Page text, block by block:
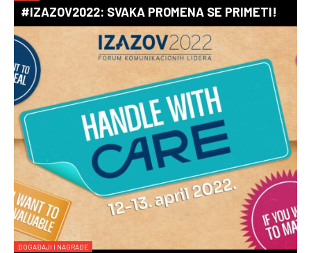
#IZAZOV2022: SVAKA PROMENA SE PRIMETI!
DOGAĐAJI I NAGRADE